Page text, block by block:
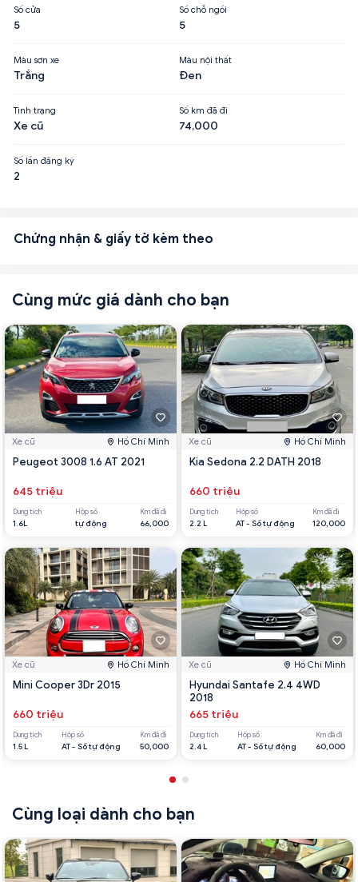
Số cửa
5
Số chỗ ngồi
5
Màu sơn xe
Trắng
Màu nội thất
Đen
Tình trạng
Xe cũ
Số km đã đi
74,000
Số lần đăng ký
2
Chứng nhận & giấy tờ kèm theo
Cùng mức giá dành cho bạn
Xe cũ Hồ Chí Minh
Peugeot 3008 1.6 AT 2021
645 triệu
Dung tích
1.6L
Hộp số
tự động
Km đã đi
66,000
Xe cũ Hồ Chí Minh
Mini Cooper 3Dr 2015
660 triệu
Dung tích
1.5 L
Hộp số
AT - Số tự động
Km đã đi
50,000
Xe cũ Hồ Chí Minh
Kia Sedona 2.2 DATH 2018
660 triệu
Dung tích
2.2 L
Hộp số
AT - Số tự động
Km đã đi
120,000
Xe cũ Hồ Chí Minh
Hyundai Santafe 2.4 4WD
2018
665 triệu
Dung tích
2.4 L
Hộp số
AT - Số tự động
Km đã đi
60,000
Cùng loại dành cho bạn